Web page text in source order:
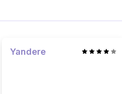
Yandere